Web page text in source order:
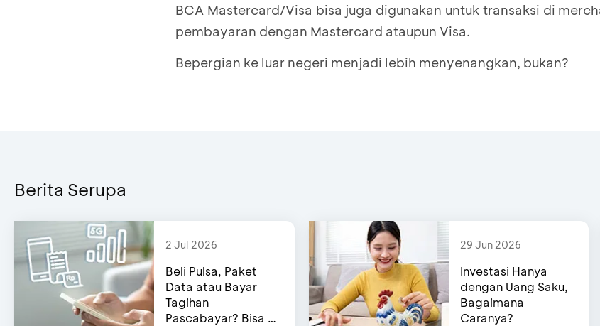
BCA Mastercard/Visa bisa juga digunakan untuk transaksi di
pembayaran dengan Mastercard ataupun Visa.
Bepergian ke luar negeri menjadi lebih menyenangkan, bukan?
Berita Serupa
2 Jul 2026
Beli Pulsa, Paket
Data atau Bayar
Tagihan
Pascabayar? Bisa di
29 Jun 2026
Investasi Hanya
dengan Uang Saku,
Bagaimana
Caranya?